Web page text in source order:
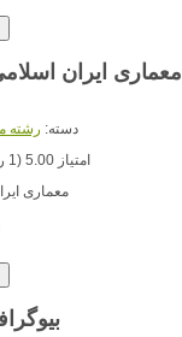
معماری ایران
دسته: رشته
امتیاز 5.00 (1 رای)
معماری